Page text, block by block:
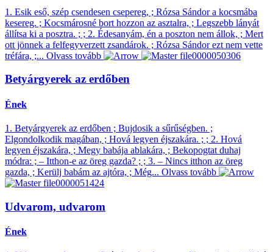
1. Esik eső, szép csendesen csepereg, ; Rózsa Sándor a kocsmába
kesereg. ; Kocsmárosné bort hozzon az asztalra, ; Legszebb lányát
állítsa ki a posztra. ; ; 2. Édesanyám, én a poszton nem állok, ; Mert
ott jönnek a felfegyverzett zsandárok. ; Rózsa Sándor ezt nem vette
tréfára, ;... Olvass tovább
Betyárgyerek az erdőben
Ének
1. Betyárgyerek az erdőben ; Bujdosik a sűrűségben. ;
Elgondolkodik magában, ; Hová legyen éjszakára. ; ; 2. Hová
legyen éjszakára, ; Megy babája ablakára, ; Bekopogtat duhaj
módra: ; – Itthon-e az öreg gazda? ; ; 3. – Nincs itthon az öreg
gazda, ; Kerülj babám az ajtóra, ; Még... Olvass tovább
Udvarom, udvarom
Ének